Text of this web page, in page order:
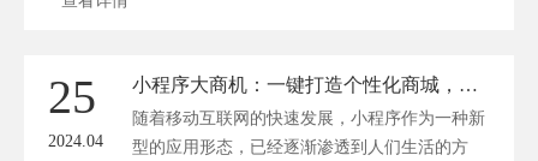
25
2024.04
小程序大商机：一键打造个性化商城，抢占流量新风口！
随着移动互联网的快速发展，小程序作为一种新
型的应用形态，已经逐渐渗透到人们生活的方